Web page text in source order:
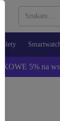
5% na